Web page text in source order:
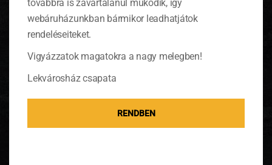
gombakompótot. Vágjuk nagyobb falatnyi
egy nagy lábasban. Pár perc elteltével tegyük
hozzá a gombát, tegyük bele a kakukkfüvet és a
továbbra is zavartalanul működik, így
webáruházunkban bármikor leadhatjátok
rendeléseiteket.
Vigyázzatok magatokra a nagy melegben!
Lekvárosház csapata
RENDBEN